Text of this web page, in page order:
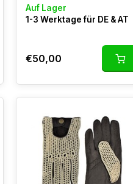
Auf Lager
1-3 Werktage für DE & AT
€50,00